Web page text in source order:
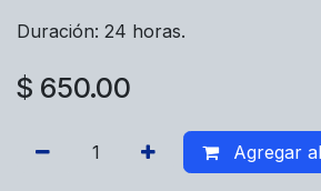
Duración: 24 horas.
$ 650.00
Agregar